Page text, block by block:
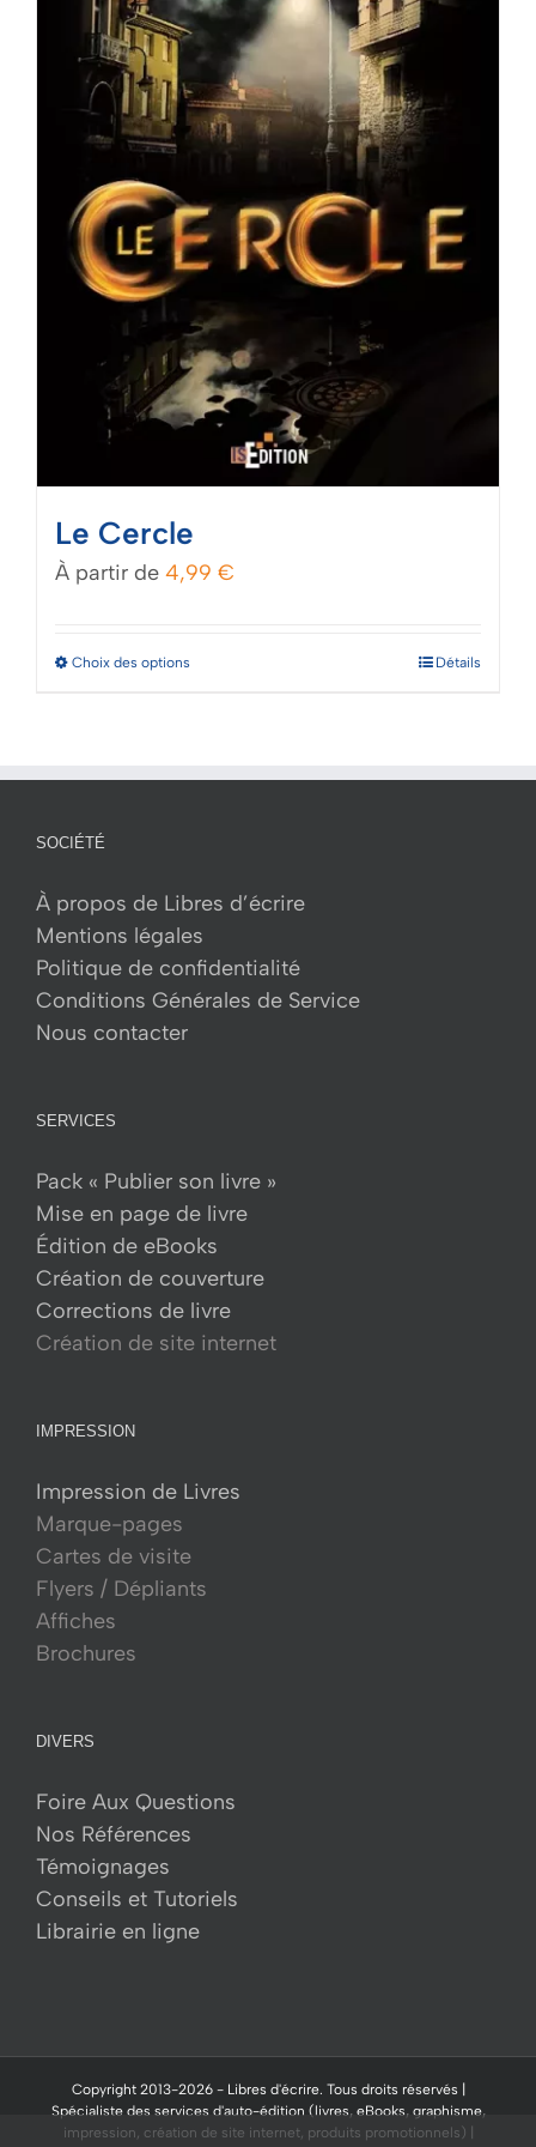
Mon panier
Le Cercle
À partir de 4,99 €
Choix des optionsCe
peuvent
choisies
sur
Détails
SOCIÉTÉ
À propos de Libres d’écrire
Mentions légales
Politique de confidentialité
Conditions Générales de Service
Nous contacter
SERVICES
Pack « Publier son livre »
Mise en page de livre
Édition de eBooks
Création de couverture
Corrections de livre
Création de site internet
IMPRESSION
Impression de Livres
Marque-pages
Cartes de visite
Flyers / Dépliants
Affiches
Brochures
DIVERS
Foire Aux Questions
Nos Références
Témoignages
Conseils et Tutoriels
Librairie en ligne
Copyright 2013-2026 - Libres d'écrire. Tous droits réservés |
Spécialiste des services d'auto-édition (livres, eBooks, graphisme,
impression, création de site internet, produits promotionnels) |